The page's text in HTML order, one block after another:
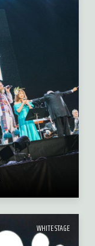
WHITE STAGE